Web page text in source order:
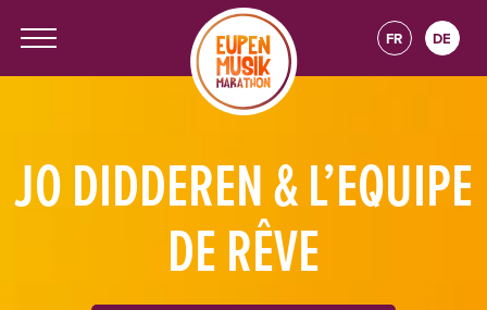
FR DE
JO DIDDEREN & L’EQUIPE
DE RÊVE